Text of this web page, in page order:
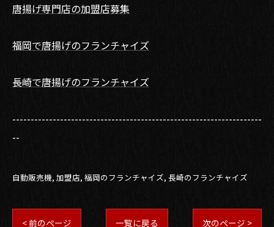
唐揚げ専門店の加盟店募集
福岡で唐揚げのフランチャイズ
長崎で唐揚げのフランチャイズ
--------------------------------------------------------------------
--
自動販売機 加盟店 福岡のフランチャイズ 長崎のフランチャイズ
< 前のページ 一覧に戻る 次のページ >